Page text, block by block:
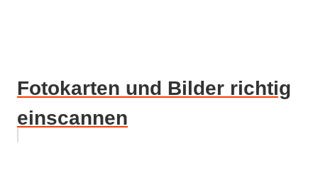
Fotokarten und Bilder richtig
einscannen